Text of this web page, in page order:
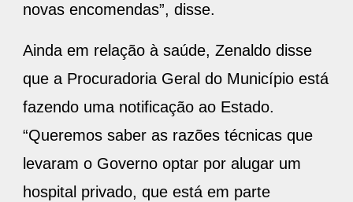
novas encomendas”, disse.
Ainda em relação à saúde, Zenaldo disse
que a Procuradoria Geral do Município está
fazendo uma notificação ao Estado.
“Queremos saber as razões técnicas que
levaram o Governo optar por alugar um
hospital privado, que está em parte